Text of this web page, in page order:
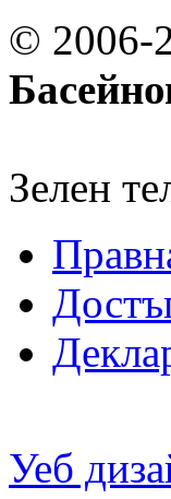
© 2006-
Зелен
Уеб